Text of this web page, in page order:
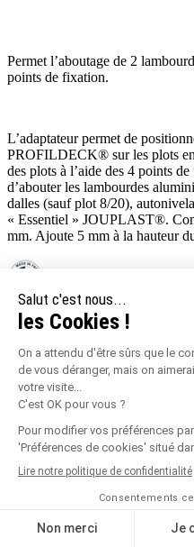
Permet l’aboutage de 2
points de fixation.
L’adaptateur permet de
PROFILDECK® sur les plots en
des plots à l’aide des 4 points
d’abouter les lambourdes
dalles (sauf plot 8/20),
« Essentiel » JOUPLAST®.
mm. Ajoute 5 mm à la hauteur
Garantie 10 ans.
Iso9001
Iso14001
label MORE.
Les points forts